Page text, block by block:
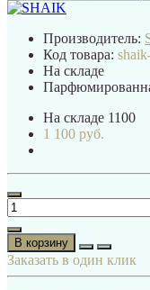
Производитель:
Код товара:
На складе
На складе 1100
1 100 руб.
В корзину
Заказать в один клик